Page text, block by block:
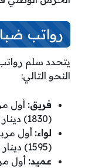
رواتب
يتحدد سلم
النحو التالي:
فريق:
(1830) دينار كويتي.
لواء:
(1595) دينار كويتي.
عميد: